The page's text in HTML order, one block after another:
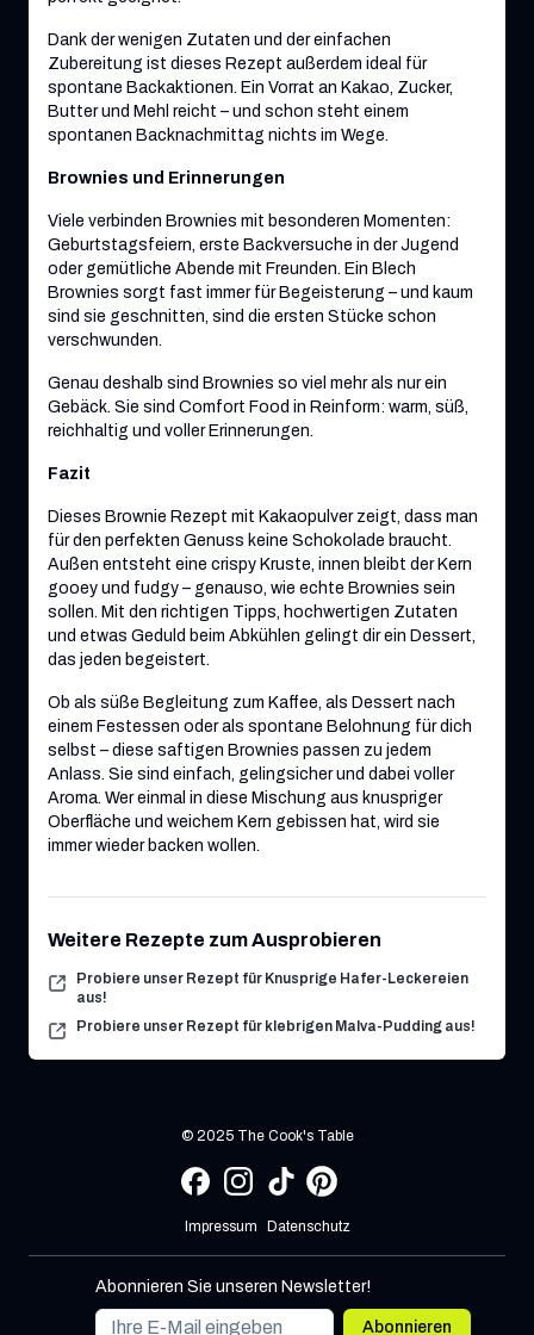
Dank der wenigen Zutaten und der einfachen
Zubereitung ist dieses Rezept außerdem ideal für
spontane Backaktionen. Ein Vorrat an Kakao, Zucker,
Butter und Mehl reicht – und schon steht einem
spontanen Backnachmittag nichts im Wege.
Brownies und Erinnerungen
Viele verbinden Brownies mit besonderen Momenten:
Geburtstagsfeiern, erste Backversuche in der Jugend
oder gemütliche Abende mit Freunden. Ein Blech
Brownies sorgt fast immer für Begeisterung – und kaum
sind sie geschnitten, sind die ersten Stücke schon
verschwunden.
Genau deshalb sind Brownies so viel mehr als nur ein
Gebäck. Sie sind Comfort Food in Reinform: warm, süß,
reichhaltig und voller Erinnerungen.
Fazit
Dieses Brownie Rezept mit Kakaopulver zeigt, dass man
für den perfekten Genuss keine Schokolade braucht.
Außen entsteht eine crispy Kruste, innen bleibt der Kern
gooey und fudgy – genauso, wie echte Brownies sein
sollen. Mit den richtigen Tipps, hochwertigen Zutaten
und etwas Geduld beim Abkühlen gelingt dir ein Dessert,
das jeden begeistert.
Ob als süße Begleitung zum Kaffee, als Dessert nach
einem Festessen oder als spontane Belohnung für dich
selbst – diese saftigen Brownies passen zu jedem
Anlass. Sie sind einfach, gelingsicher und dabei voller
Aroma. Wer einmal in diese Mischung aus knuspriger
Oberfläche und weichem Kern gebissen hat, wird sie
immer wieder backen wollen.
Weitere Rezepte zum Ausprobieren
Probiere unser Rezept für Knusprige Hafer-Leckereien
aus!
Probiere unser Rezept für klebrigen Malva-Pudding aus!
© 2025 The Cook's Table
Impressum Datenschutz
Abonnieren Sie unseren Newsletter!
Abonnieren